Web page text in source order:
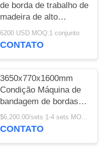
de borda de trabalho de
madeira de alto
desempenho para
bandagem suave e
6200 USD MOQ:1 conjunto
CONTATO
3650x770x1600mm
Condição Máquina de
bandagem de bordas
de móveis com
componentes
$6,200.00/sets 1-4 sets MOQ:1 conjunto
CONTATO